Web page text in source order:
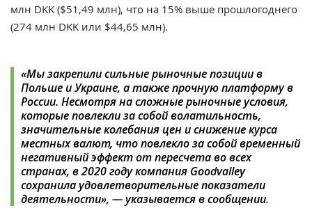
млн DKK ($51,49 млн), что на 15% выше прошлогоднего
(274 млн DKK или $44,65 млн).
«Мы закрепили сильные рыночные позиции в
Польше и Украине, а также прочную платформу в
России. Несмотря на сложные рыночные условия,
которые повлекли за собой волатильность,
значительные колебания цен и снижение курса
местных валют, что повлекло за собой временный
негативный эффект от пересчета во всех
странах, в 2020 году компания Goodvalley
сохранила удовлетворительные показатели
деятельности», — указывается в сообщении.